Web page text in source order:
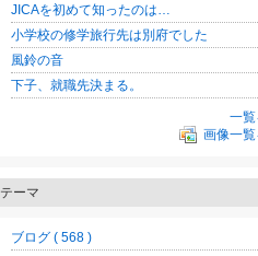
JICAを初めて知ったのは…
小学校の修学旅行先は別府でした
風鈴の音
下子、就職先決まる。
一覧
画像一
テーマ
ブログ ( 568 )